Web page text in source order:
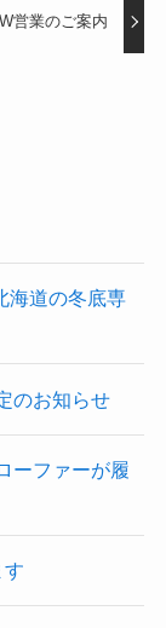
営業のご案内
海道の冬底専
のお知らせ
ーファーが履
す